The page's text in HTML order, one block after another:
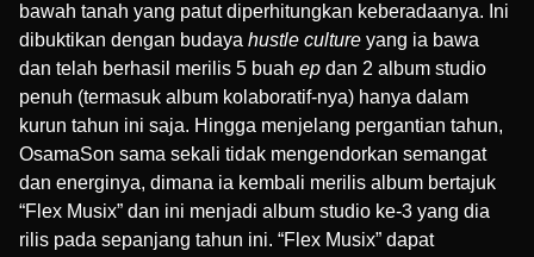
bawah tanah yang patut diperhitungkan keberadaanya. Ini
dibuktikan dengan budaya hustle culture yang ia bawa
dan telah berhasil merilis 5 buah ep dan 2 album studio
penuh (termasuk album kolaboratif-nya) hanya dalam
kurun tahun ini saja. Hingga menjelang pergantian tahun,
OsamaSon sama sekali tidak mengendorkan semangat
dan energinya, dimana ia kembali merilis album bertajuk
“Flex Musix” dan ini menjadi album studio ke-3 yang dia
rilis pada sepanjang tahun ini. “Flex Musix” dapat